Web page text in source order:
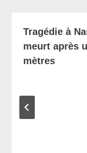
Tragédie à
meurt après
mètres